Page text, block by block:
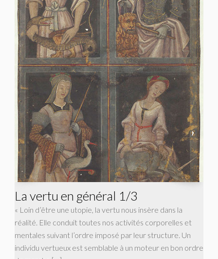
La vertu en général 1/3
« Loin d’être une utopie, la vertu nous insère dans la
réalité. Elle conduit toutes nos activités corporelles et
mentales suivant l’ordre imposé par leur structure. Un
individu vertueux est semblable à un moteur en bon ordre